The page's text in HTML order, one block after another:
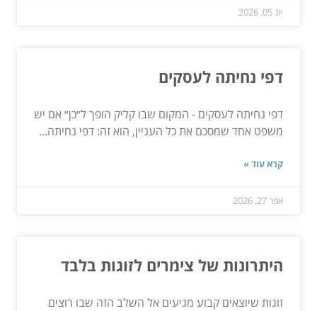
יונ 05, 2026
דפי נחיתה לעסקים
דפי נחיתה לעסקים - המקום שבו קליק הופך ל״כן״ אם יש
משפט אחד שמסכם את כל העניין, הוא זה: דפי נחיתה...
קרא עוד »
אפר 27, 2026
היתרונות של צימרים לזוגות בלבד
זוגות שיוצאים קבוע מגיעים אל השלב הזה שבו רוצים